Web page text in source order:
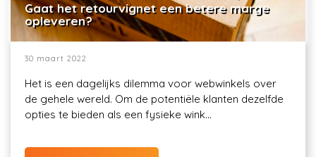
Gaat het retourvignet een betere marge
opleveren?
30 maart 2022
Het is een dagelijks dilemma voor webwinkels over
de gehele wereld. Om de potentiële klanten dezelfde
opties te bieden als een fysieke wink...